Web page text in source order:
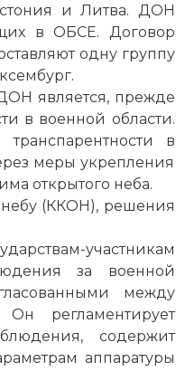
и Литва. ДОН
в ОБСЕ. Договор
одну группу
является, прежде
в военной области.
в
меры укрепления
открытого неба.
небу (ККОН), решения
участникам
за военной
между
Он регламентирует
содержит
аппаратуры